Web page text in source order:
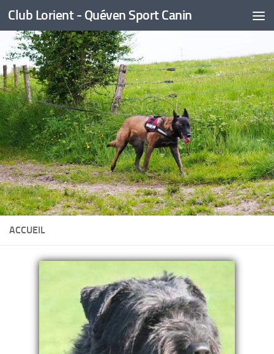
Skip to content
Club Lorient - Quéven Sport Canin
ACCUEIL